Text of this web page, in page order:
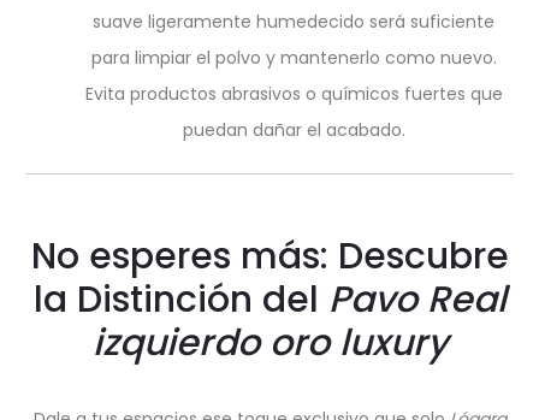
suave ligeramente humedecido será suficiente
para limpiar el polvo y mantenerlo como nuevo.
Evita productos abrasivos o químicos fuertes que
puedan dañar el acabado.
No esperes más: Descubre
la Distinción del Pavo Real
izquierdo oro luxury